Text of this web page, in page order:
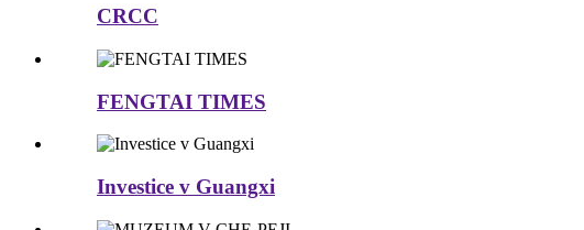
CRCC
FENGTAI TIMES
Investice v Guangxi